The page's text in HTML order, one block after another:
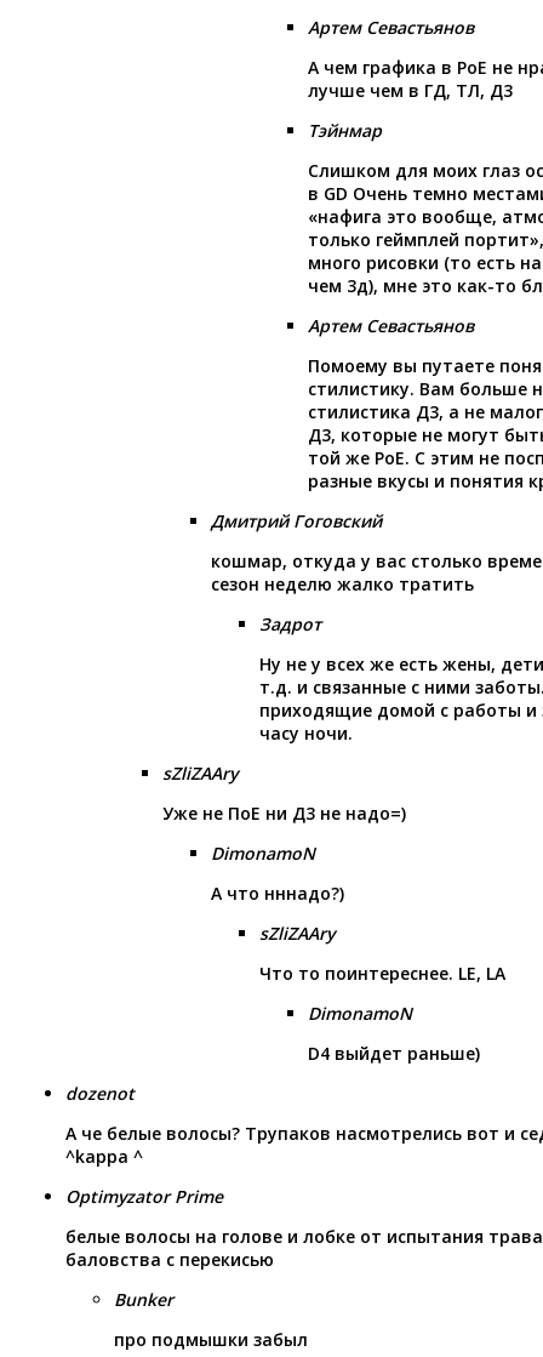
Артем Севастьянов
А чем графика в РоЕ не
лучше чем в ГД, ТЛ, Д3
Тэйнмар
Слишком для моих глаз
в GD Очень темно
«нафига это вообще,
только геймплей
много рисовки (то есть
чем 3д), мне это как-то
Артем Севастьянов
Помоему вы путаете
стилистику. Вам больше
стилистика Д3, а не
Д3, которые не могут
той же РоЕ. С этим не
разные вкусы и понятия
Дмитрий Гоговский
кошмар, откуда у вас столько
сезон неделю жалко тратить
Задрот
Ну не у всех же есть жены,
т.д. и связанные с ними
приходящие домой с работы
часу ночи.
sZliZAAry
Уже не ПоЕ ни Д3 не надо=)
DimonamoN
А что нннадо?)
sZliZAAry
Что то поинтереснее. LE, LA
DimonamoN
D4 выйдет раньше)
dozenot
А че белые волосы? Трупаков насмотрелись вот и
^kappa ^
Optimyzator Prime
белые волосы на голове и лобке от испытания
баловства с перекисью
Bunker
про подмышки забыл